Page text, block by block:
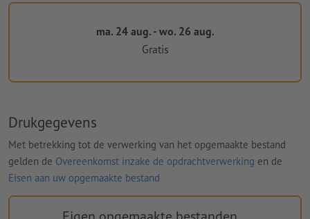
ma. 24 aug. - wo. 26 aug.
Gratis
Drukgegevens
Met betrekking tot de verwerking van het opgemaakte bestand
gelden de Overeenkomst inzake de opdrachtverwerking en de
Eisen aan uw opgemaakte bestand